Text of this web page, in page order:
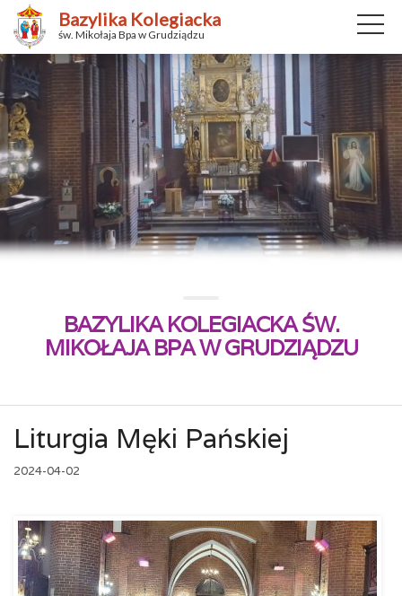
Bazylika Kolegiacka
św. Mikołaja Bpa w Grudziądzu
BAZYLIKA KOLEGIACKA ŚW.
MIKOŁAJA BPA W GRUDZIĄDZU
Liturgia Męki Pańskiej
2024-04-02